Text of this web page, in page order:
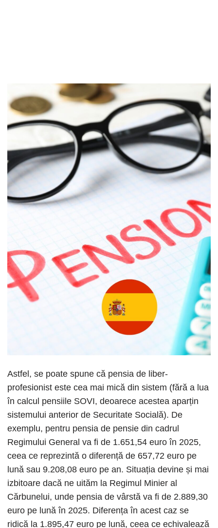
Astfel, se poate spune că pensia de liber-
profesionist este cea mai mică din sistem (fără a lua
în calcul pensiile SOVI, deoarece acestea aparțin
sistemului anterior de Securitate Socială). De
exemplu, pentru pensia de pensie din cadrul
Regimului General va fi de 1.651,54 euro în 2025,
ceea ce reprezintă o diferență de 657,72 euro pe
lună sau 9.208,08 euro pe an. Situația devine și mai
izbitoare dacă ne uităm la Regimul Minier al
Cărbunelui, unde pensia de vârstă va fi de 2.889,30
euro pe lună în 2025. Diferența în acest caz se
ridică la 1.895,47 euro pe lună, ceea ce echivalează